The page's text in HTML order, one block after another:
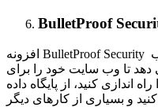
BulletProof
افزونه BulletProof Security یکی دیگر از افزونه های امنیتی محبوب
تا وب سایت خود را برای
اندازی کنید، از پایگاه داده